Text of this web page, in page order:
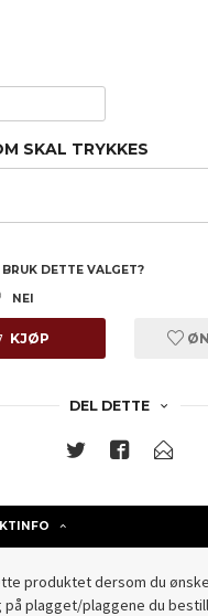
SKAL TRYKKES
DETTE VALGET?
NEI
KJØP
DEL DETTE
produktet dersom du
på plagget/plaggene du